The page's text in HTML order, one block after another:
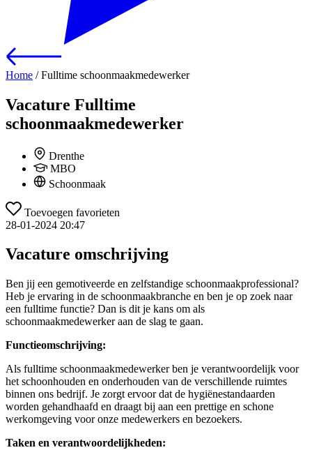
Home /Fulltime schoonmaakmedewerker
Vacature Fulltime
schoonmaakmedewerker
Drenthe
MBO
Schoonmaak
Toevoegen favorieten
28-01-2024 20:47
Vacature omschrijving
Ben jij een gemotiveerde en zelfstandige schoonmaakprofessional?
Heb je ervaring in de schoonmaakbranche en ben je op zoek naar
een fulltime functie? Dan is dit je kans om als
schoonmaakmedewerker aan de slag te gaan.
Functieomschrijving:
Als fulltime schoonmaakmedewerker ben je verantwoordelijk voor
het schoonhouden en onderhouden van de verschillende ruimtes
binnen ons bedrijf. Je zorgt ervoor dat de hygiënestandaarden
worden gehandhaafd en draagt bij aan een prettige en schone
werkomgeving voor onze medewerkers en bezoekers.
Taken en verantwoordelijkheden: